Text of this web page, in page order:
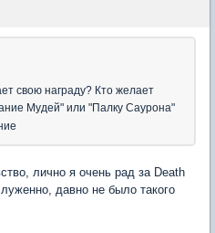
свою награду? Кто желает
Мудей" или "Палку Саурона"
лично я очень рад за Death
давно не было такого